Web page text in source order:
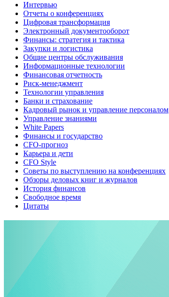
Интервью
Отчеты о конференциях
Цифровая трансформация
Электронный документооборот
Финансы: стратегия и тактика
Закупки и логистика
Общие центры обслуживания
Информационные технологии
Финансовая отчетность
Риск-менеджмент
Технологии управления
Банки и страхование
Кадровый рынок и управление персоналом
Управление знаниями
White Papers
Финансы и государство
CFO-прогноз
Карьера и дети
CFO Style
Советы по выступлению на конференциях
Обзоры деловых книг и журналов
История финансов
Свободное время
Цитаты